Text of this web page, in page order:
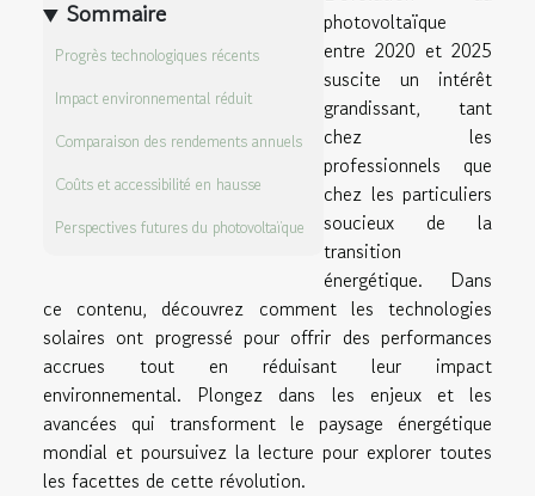
Sommaire
Progrès technologiques récents
Impact environnemental réduit
Comparaison des rendements annuels
Coûts et accessibilité en hausse
Perspectives futures du photovoltaïque
photovoltaïque
entre 2020 et 2025
suscite un intérêt
grandissant, tant
chez les
professionnels que
chez les particuliers
soucieux de la
transition
énergétique. Dans
ce contenu, découvrez comment les technologies
solaires ont progressé pour offrir des performances
accrues tout en réduisant leur impact
environnemental. Plongez dans les enjeux et les
avancées qui transforment le paysage énergétique
mondial et poursuivez la lecture pour explorer toutes
les facettes de cette révolution.